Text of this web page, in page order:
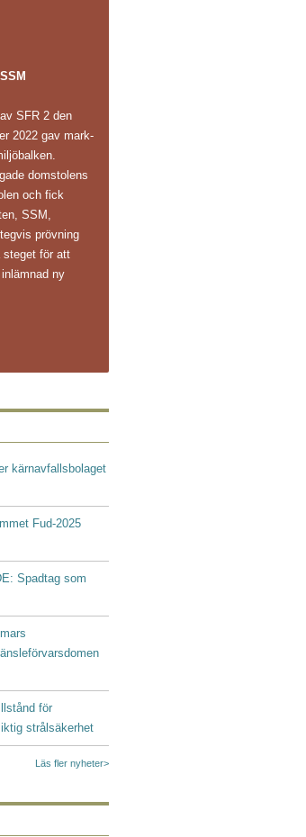
SFR 2 den
2022 gav mark-
domstolens
och fick
SSM,
prövning
steget för att
ny
kärnavfallsbolaget
Fud-2025
Spadtag som
för
strålsäkerhet
Läs fler nyheter>